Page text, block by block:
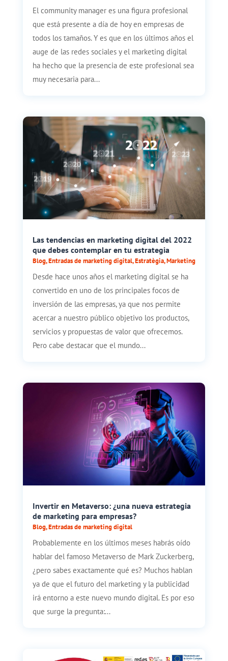
El community manager es una figura profesional
que está presente a día de hoy en empresas de
todos los tamaños. Y es que en los últimos años el
auge de las redes sociales y el marketing digital
ha hecho que la presencia de este profesional sea
muy necesaria para...
Las tendencias en marketing digital del 2022
que debes contemplar en tu estrategia
Blog,Entradas de marketing digital,Estratègia,Marketing
Desde hace unos años el marketing digital se ha
convertido en uno de los principales focos de
inversión de las empresas, ya que nos permite
acercar a nuestro público objetivo los productos,
servicios y propuestas de valor que ofrecemos.
Pero cabe destacar que el mundo...
Invertir en Metaverso: ¿una nueva estrategia
de marketing para empresas?
Blog,Entradas de marketing digital
Probablemente en los últimos meses habrás oído
hablar del famoso Metaverso de Mark Zuckerberg,
¿pero sabes exactamente qué es? Muchos hablan
ya de que el futuro del marketing y la publicidad
irá entorno a este nuevo mundo digital. Es por eso
que surge la pregunta:...